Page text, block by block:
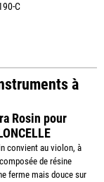
C
à
Rosin pour
convient au violon, à
de résine
ferme mais douce sur